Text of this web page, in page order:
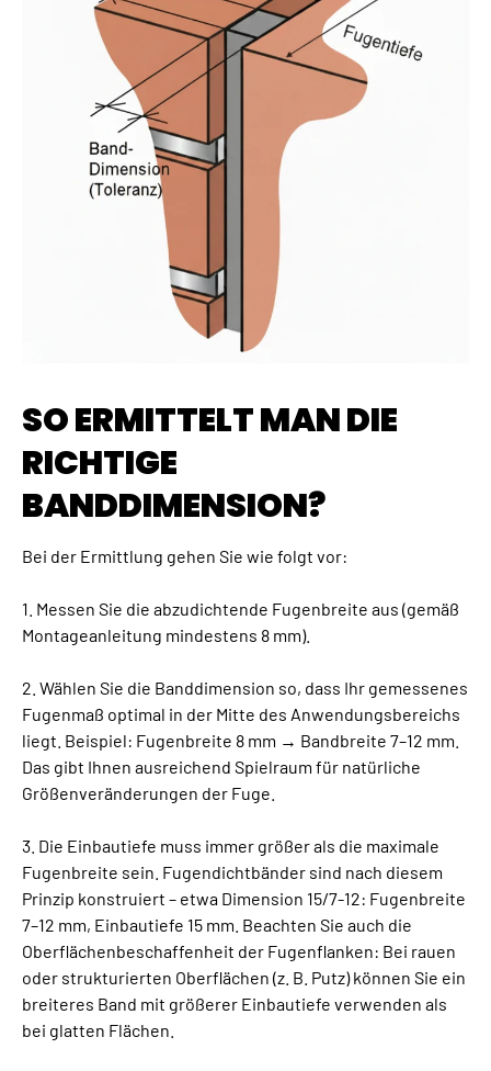
SO ERMITTELT MAN DIE
RICHTIGE
BANDDIMENSION?
Bei der Ermittlung gehen Sie wie folgt vor:
1. Messen Sie die abzudichtende Fugenbreite aus (gemäß
Montageanleitung mindestens 8 mm).
2. Wählen Sie die Banddimension so, dass Ihr gemessenes
Fugenmaß optimal in der Mitte des Anwendungsbereichs
liegt. Beispiel: Fugenbreite 8 mm → Bandbreite 7–12 mm.
Das gibt Ihnen ausreichend Spielraum für natürliche
Größenveränderungen der Fuge.
3. Die Einbautiefe muss immer größer als die maximale
Fugenbreite sein. Fugendichtbänder sind nach diesem
Prinzip konstruiert – etwa Dimension 15/7-12: Fugenbreite
7–12 mm, Einbautiefe 15 mm. Beachten Sie auch die
Oberflächenbeschaffenheit der Fugenflanken: Bei rauen
oder strukturierten Oberflächen (z. B. Putz) können Sie ein
breiteres Band mit größerer Einbautiefe verwenden als
bei glatten Flächen.